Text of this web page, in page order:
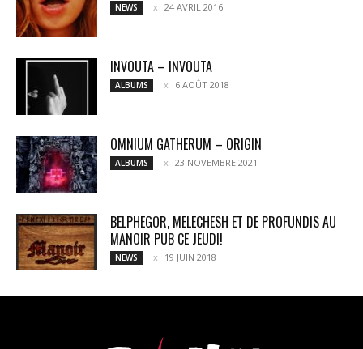
NEWS 24 AVRIL 2016
INVOUTA – INVOUTA
ALBUMS 6 AOÛT 2018
OMNIUM GATHERUM – ORIGIN
ALBUMS 23 NOVEMBRE 2021
BELPHEGOR, MELECHESH ET DE PROFUNDIS AU
MANOIR PUB CE JEUDI!
NEWS 19 JUIN 2018